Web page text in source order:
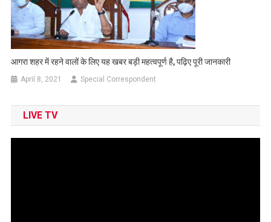
आगरा शहर में रहने वालों के लिए यह खबर बड़ी महत्वपूर्ण है, पढ़िए पूरी जानकारी
April 8, 2021 Special Correspondent
LIVE TV